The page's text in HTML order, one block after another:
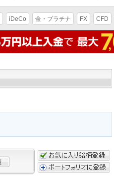
iDeCo 金・プラチナ FX CFD